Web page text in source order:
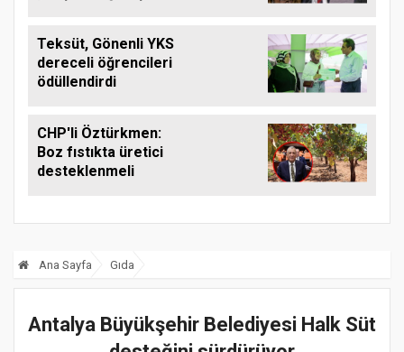
Teksüt, Gönenli YKS
dereceli öğrencileri
ödüllendirdi
CHP'li Öztürkmen:
Boz fıstıkta üretici
desteklenmeli
Ana Sayfa Gıda
Antalya Büyükşehir Belediyesi Halk Süt